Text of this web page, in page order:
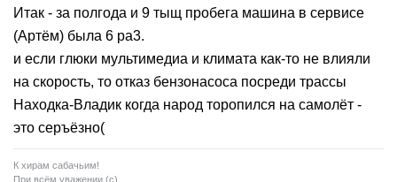
Итак - за полгода и 9 тыщ пробега машина в сервисе
(Артём) была 6 ра3.
и если глюки мультимедиа и климата как-то не влияли
на скорость, то отказ бензонасоса посреди трассы
Находка-Владик когда народ торопился на самолёт -
это серъёзно(
К хирам сабачьим!
При всём уважении (с)